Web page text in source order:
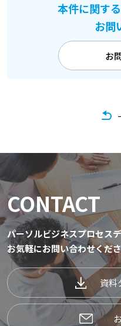
本件に関す
お問
お
CONTACT
パーソルビジネスプロセス
お気軽にお問い合わせくだ
資料